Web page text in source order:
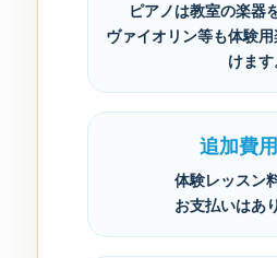
ピアノは教室の楽器
ヴァイオリン等も体験
けます
追加費
体験レッスン
お支払いはあ